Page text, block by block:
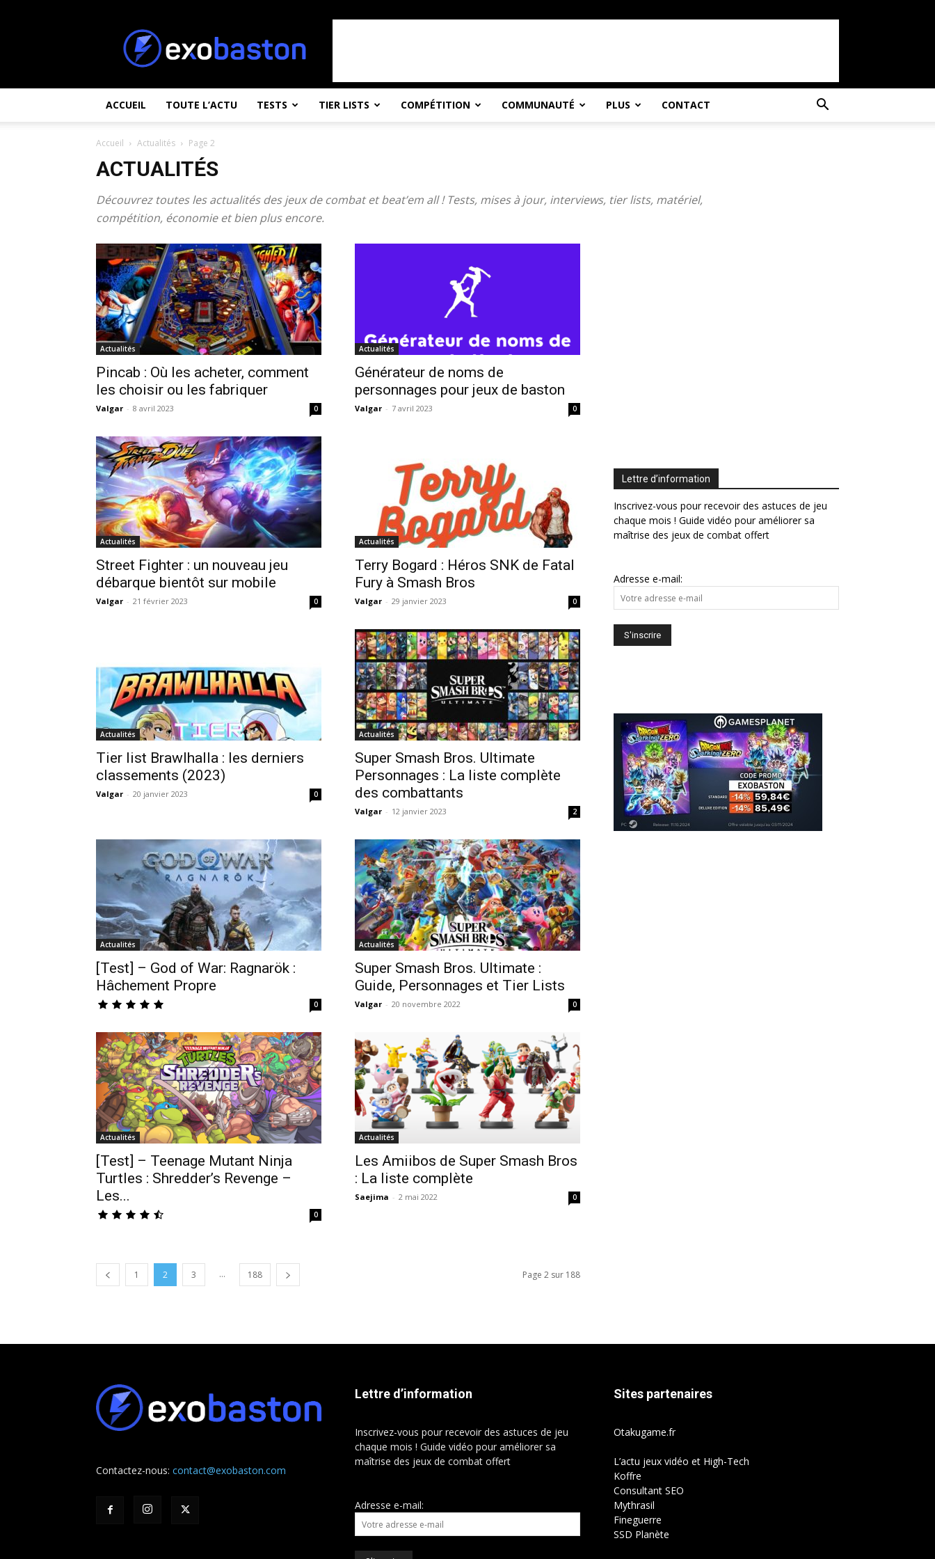
ACCUEIL TOUTE L’ACTU TESTS TIER LISTS COMPÉTITION COMMUNAUTÉ PLUS CONTACT
Accueil Actualités Page 2
ACTUALITÉS
Découvrez toutes les actualités des jeux de combat et beat’em all ! Tests, mises à jour, interviews, tier lists, matériel,
compétition, économie et bien plus encore.
Actualités
Pincab : Où les acheter, comment
les choisir ou les fabriquer
Valgar - 8 avril 2023 0
Actualités
Générateur de noms de
personnages pour jeux de baston
Valgar - 7 avril 2023 0
Actualités
Street Fighter : un nouveau jeu
débarque bientôt sur mobile
Valgar - 21 février 2023 0
Actualités
Terry Bogard : Héros SNK de Fatal
Fury à Smash Bros
Valgar - 29 janvier 2023 0
Actualités
Tier list Brawlhalla : les derniers
classements (2023)
Valgar - 20 janvier 2023 0
Actualités
Super Smash Bros. Ultimate
Personnages : La liste complète
des combattants
Valgar - 12 janvier 2023 2
Actualités
[Test] – God of War: Ragnarök :
Hâchement Propre
0
Actualités
Super Smash Bros. Ultimate :
Guide, Personnages et Tier Lists
Valgar - 20 novembre 2022 0
Actualités
[Test] – Teenage Mutant Ninja
Turtles : Shredder’s Revenge –
Les...
0
Actualités
Les Amiibos de Super Smash Bros
: La liste complète
Saejima - 2 mai 2022 0
1 2 3 ... 188 Page 2 sur 188
Lettre d’information
Inscrivez-vous pour recevoir des astuces de jeu
chaque mois ! Guide vidéo pour améliorer sa
maîtrise des jeux de combat offert
Adresse e-mail:
Contactez-nous: contact@exobaston.com
Lettre d’information
Inscrivez-vous pour recevoir des astuces de jeu
chaque mois ! Guide vidéo pour améliorer sa
maîtrise des jeux de combat offert
Adresse e-mail:
Sites partenaires
Otakugame.fr
L’actu jeux vidéo et High-Tech
Koffre
Consultant SEO
Mythrasil
Fineguerre
SSD Planète